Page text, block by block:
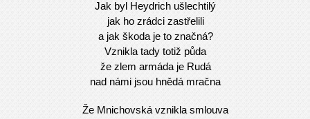
Jak byl Heydrich ušlechtilý
jak ho zrádci zastřelili
a jak škoda je to značná?
Vznikla tady totiž půda
že zlem armáda je Rudá
nad námi jsou hnědá mračna
Že Mnichovská vznikla smlouva